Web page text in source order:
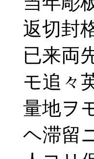
返切封
已来両
モ追々
量地ヲ
ヘ滞留